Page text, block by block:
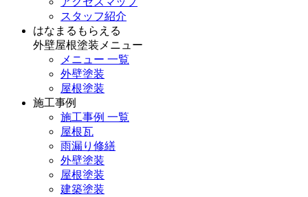
スタッフ紹介
はなまるもらえる
外壁屋根塗装メニュー
メニュー 一覧
外壁塗装
屋根塗装
施工事例
施工事例 一覧
屋根瓦
雨漏り修繕
外壁塗装
屋根塗装
建築塗装